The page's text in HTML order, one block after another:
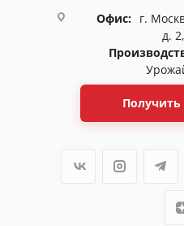
Офис:
г.
д.